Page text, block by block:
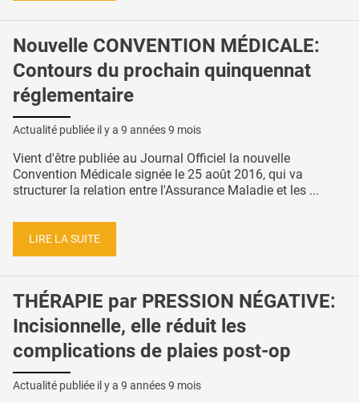
Nouvelle CONVENTION MÉDICALE:
Contours du prochain quinquennat
réglementaire
Actualité publiée il y a 9 années 9 mois
Vient d'être publiée au Journal Officiel la nouvelle
Convention Médicale signée le 25 août 2016, qui va
structurer la relation entre l'Assurance Maladie et les ...
LIRE LA SUITE
THÉRAPIE par PRESSION NÉGATIVE:
Incisionnelle, elle réduit les
complications de plaies post-op
Actualité publiée il y a 9 années 9 mois